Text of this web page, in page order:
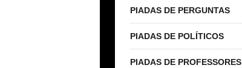
PIADAS DE PERGUNTAS
PIADAS DE POLÍTICOS
PIADAS DE PROFESSORES